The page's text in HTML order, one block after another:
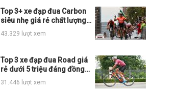
Top 3+ xe đạp đua Carbon
siêu nhẹ giá rẻ chất lượng
nhất thị trường
43.329 lượt xem
Top 3 xe đạp đua Road giá
rẻ dưới 5 triệu đáng đồng
tiền bát gạo
31.446 lượt xem